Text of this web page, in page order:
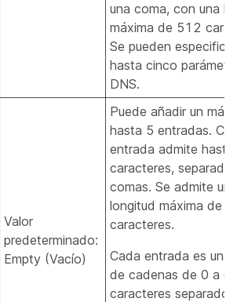
una coma, con una
máxima de 512
Se pueden especificar
hasta cinco
DNS.
Valor
predeterminado:
Empty (Vacío)
Puede añadir un
hasta 5 entradas.
entrada admite
caracteres,
comas. Se admite una
longitud máxima de
caracteres.
Cada entrada es una
de cadenas de 0 a
caracteres